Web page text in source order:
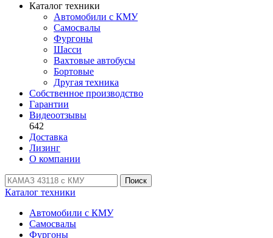
Каталог техники
Автомобили с КМУ
Самосвалы
Фургоны
Шасси
Вахтовые автобусы
Бортовые
Другая техника
Собственное производство
Гарантии
Видеоотзывы
642
Доставка
Лизинг
О компании
Поиск
Каталог техники
Автомобили с КМУ
Самосвалы
Фургоны